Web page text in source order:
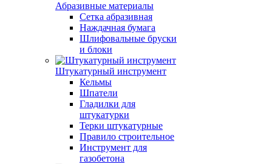
Абразивные материалы
Сетка абразивная
Наждачная бумага
Шлифовальные бруски
и блоки
Штукатурный инструмент
Кельмы
Шпатели
Гладилки для
штукатурки
Терки штукатурные
Правило строительное
Инструмент для
газобетона